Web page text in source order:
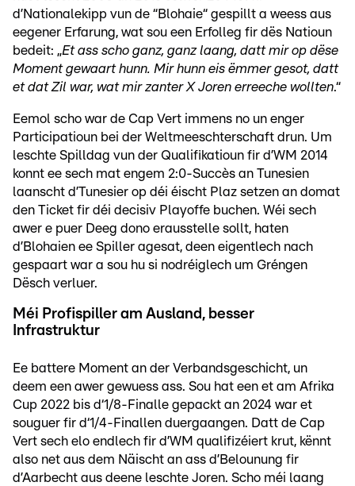
d’Nationalekipp vun de “Blohaie“ gespillt a weess aus
eegener Erfarung, wat sou een Erfolleg fir dës Natioun
bedeit: „Et ass scho ganz, ganz laang, datt mir op dëse
Moment gewaart hunn. Mir hunn eis ëmmer gesot, datt
et dat Zil war, wat mir zanter X Joren erreeche wollten.“
Eemol scho war de Cap Vert immens no un enger
Participatioun bei der Weltmeeschterschaft drun. Um
leschte Spilldag vun der Qualifikatioun fir d’WM 2014
konnt ee sech mat engem 2:0-Succès an Tunesien
laanscht d’Tunesier op déi éischt Plaz setzen an domat
den Ticket fir déi decisiv Playoffe buchen. Wéi sech
awer e puer Deeg dono erausstelle sollt, haten
d’Blohaien ee Spiller agesat, deen eigentlech nach
gespaart war a sou hu si nodréiglech um Gréngen
Dësch verluer.
Méi Profispiller am Ausland, besser
Infrastruktur
Ee battere Moment an der Verbandsgeschicht, un
deem een awer gewuess ass. Sou hat een et am Afrika
Cup 2022 bis d‘1/8-Finalle gepackt an 2024 war et
souguer fir d‘1/4-Finallen duergaangen. Datt de Cap
Vert sech elo endlech fir d’WM qualifizéiert krut, kënnt
also net aus dem Näischt an ass d’Belounung fir
d’Aarbecht aus deene leschte Joren. Scho méi laang